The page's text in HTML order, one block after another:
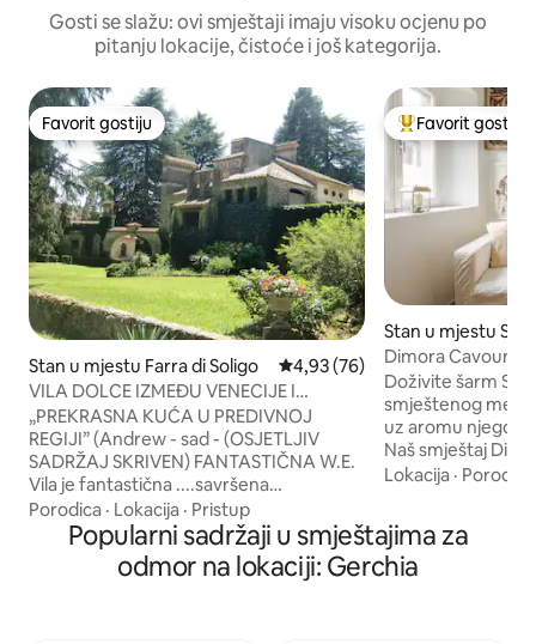
Gosti se slažu: ovi smještaji imaju visoku ocjenu po
pitanju lokacije, čistoće i još kategorija.
Favorit gostiju
Favorit gostiju
Stan u mjestu Farra di Soligo Prosječna ocjena: 4,93 od 5,
4,93 (76)
VILA DOLCE IZMEĐU VENECIJE I
DOLOMITA „ZONA PROSECCO”
„PREKRASNA KUĆA U PREDIVNOJ
REGIJI” (Andrew - sad - (OSJETLJIV
SADRŽAJ SKRIVEN) FANTASTIČNA W.E.
Vila je fantastična ....savršena
restauracija, fantastični detalji i stari
namještaj (Giulio - AUS - (OSJETLJIV
SADRŽAJ SKRIVEN) PREKRASAN!!! Dom
iz snova (Nicola - I - (OSJETLJIV
Porodica · Lokacija · Pristup
Glavni favorit
Favorit gostiju
Stan u mjestu San
uli
Dimora Cavour u
Giulia
Doživite šarm
smještenog
uz aromu
Naš smještaj
jedinstvenom
poseban boravak. Centralna lokacija i
rezervisano
Lokacija · Porodica
Popularni sadržaji u smještajima za
odmor na lokaciji: Gerchia